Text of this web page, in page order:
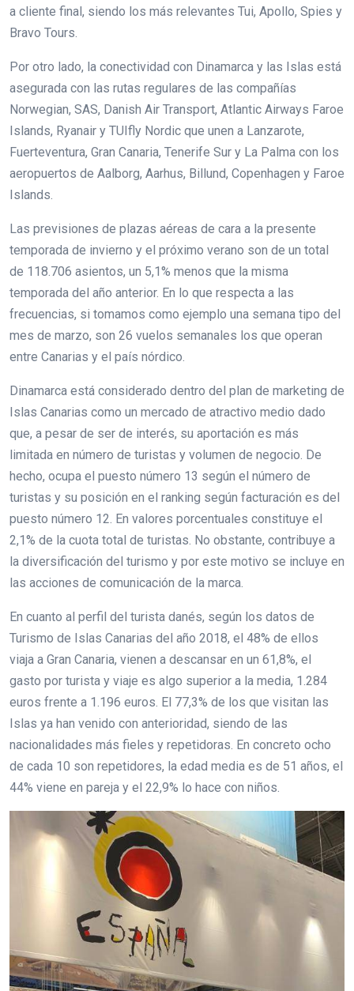
a cliente final, siendo los más relevantes Tui, Apollo, Spies y
Bravo Tours.
Por otro lado, la conectividad con Dinamarca y las Islas está
asegurada con las rutas regulares de las compañías
Norwegian, SAS, Danish Air Transport, Atlantic Airways Faroe
Islands, Ryanair y TUIfly Nordic que unen a Lanzarote,
Fuerteventura, Gran Canaria, Tenerife Sur y La Palma con los
aeropuertos de Aalborg, Aarhus, Billund, Copenhagen y Faroe
Islands.
Las previsiones de plazas aéreas de cara a la presente
temporada de invierno y el próximo verano son de un total
de 118.706 asientos, un 5,1% menos que la misma
temporada del año anterior. En lo que respecta a las
frecuencias, si tomamos como ejemplo una semana tipo del
mes de marzo, son 26 vuelos semanales los que operan
entre Canarias y el país nórdico.
Dinamarca está considerado dentro del plan de marketing de
Islas Canarias como un mercado de atractivo medio dado
que, a pesar de ser de interés, su aportación es más
limitada en número de turistas y volumen de negocio. De
hecho, ocupa el puesto número 13 según el número de
turistas y su posición en el ranking según facturación es del
puesto número 12. En valores porcentuales constituye el
2,1% de la cuota total de turistas. No obstante, contribuye a
la diversificación del turismo y por este motivo se incluye en
las acciones de comunicación de la marca.
En cuanto al perfil del turista danés, según los datos de
Turismo de Islas Canarias del año 2018, el 48% de ellos
viaja a Gran Canaria, vienen a descansar en un 61,8%, el
gasto por turista y viaje es algo superior a la media, 1.284
euros frente a 1.196 euros. El 77,3% de los que visitan las
Islas ya han venido con anterioridad, siendo de las
nacionalidades más fieles y repetidoras. En concreto ocho
de cada 10 son repetidores, la edad media es de 51 años, el
44% viene en pareja y el 22,9% lo hace con niños.